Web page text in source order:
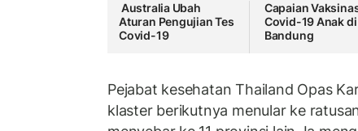
Australia Ubah
Aturan Pengujian Tes
Covid-19
Capaian
Covid-19 Anak di
Bandung
Pejabat kesehatan Thailand Opas
klaster berikutnya menular ke